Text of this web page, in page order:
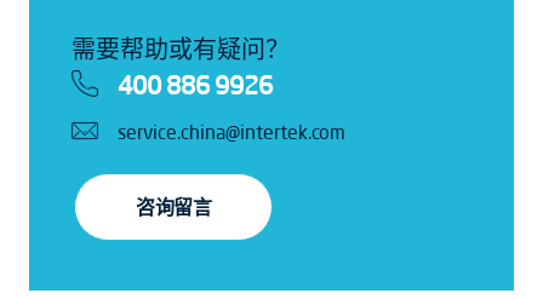
需要帮助或有疑问？
400 886 9926
service.china@intertek.com
咨询留言